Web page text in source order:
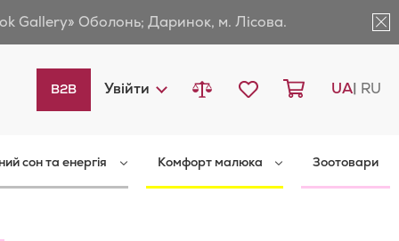
Gallery» Оболонь; Даринок, м. Лісова.
Language
UA RU
Кошик
Мій список бажань
Увійти Порівняти товари
B2B
сон та енергія Комфорт малюка Зоотовари